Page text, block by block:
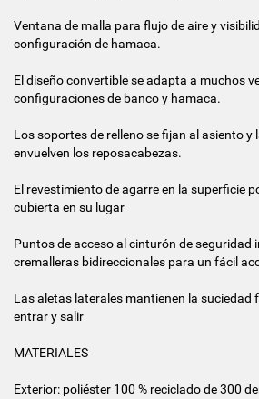
Ventana de malla para flujo de aire y
configuración de hamaca.
El diseño convertible se adapta a muchos
configuraciones de banco y hamaca.
Los soportes de relleno se fijan al asiento y
envuelven los reposacabezas.
El revestimiento de agarre en la superficie
cubierta en su lugar
Puntos de acceso al cinturón de seguridad
cremalleras bidireccionales para un fácil
Las aletas laterales mantienen la suciedad
entrar y salir
MATERIALES
Exterior: poliéster 100 % reciclado de 300